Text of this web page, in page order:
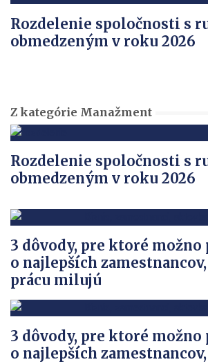
Rozdelenie spoločnosti s
obmedzeným v roku 2026
Z kategórie Manažment
Rozdelenie spoločnosti s
obmedzeným v roku 2026
3 dôvody, pre ktoré možno
o najlepších
prácu milujú
3 dôvody, pre ktoré možno
o najlepších